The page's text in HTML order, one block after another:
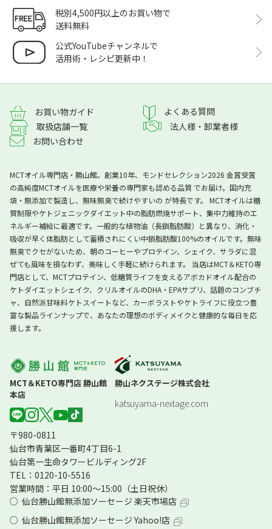
税別4,500円以上のお買い物で
送料無料
公式YouTubeチャンネルで
活用術・レシピ更新中！
お買い物ガイド
よくある質問
取扱店舗一覧
法人様・卸業者様
お問い合わせ
MCTオイル専門店・勝山館。創業10年、モンドセレクション2026 金賞受賞
の高純度MCTオイルを医療や栄養の専門家も認める品質 でお届け。国内充
填・無添加で製造し、無味無臭で続けやすいの が特長です。 MCTオイルは糖
質制限やケトジェニックダイエット中の脂肪燃焼サポート、集中力維持のエ
ネルギー補給に最適です。一般的な植物油（長鎖脂肪酸）と異なり、消化・
吸収が早く体脂肪として蓄積されにくい中鎖脂肪酸100%のオイルです。無味
無臭でクセがないため、朝のコーヒーやプロテイン、シェイク、サラダに混
ぜても風味を損なわず、美味しく手軽に続けられます。 当店はMCT＆KETO専
門店として、MCTプロテイン、低糖質ライフを支えるアボカドオイル配合の
ケトダイエットシェイク、クリルオイルのDHA・EPAサプリ、話題のコンブチ
ャ、自然派甘味料ケトスイートなど、カーボラストやケトライフに役立つ豊
富な製品ラインナップで、あなたの理想のボディメイクと健康的な毎日を応
援します。
MCT＆KETO専門店 勝山館
本店
勝山ネクステージ株式会社
katsuyama-nextage.com
〒980-0811
仙台市青葉区一番町4丁目6-1
仙台第一生命タワービルディング2F
TEL：0120-10-5516
営業時間：平日 10:00～15:00（土日祝休）
仙台勝山館無添加ソーセージ 楽天市場店
仙台勝山館無添加ソーセージ Yahoo!店